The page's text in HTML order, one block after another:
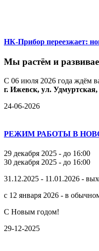
НК-Прибор переезжает:
Мы растём и
С 06 июля 2026 года ждём
г. Ижевск, ул. Удмуртская,
24-06-2026
РЕЖИМ РАБОТЫ В
29 декабря 2025 - до 16:00
30 декабря 2025 - до 16:00
31.12.2025 - 11.01.2026 -
с 12 января 2026 - в
С Новым годом!
29-12-2025